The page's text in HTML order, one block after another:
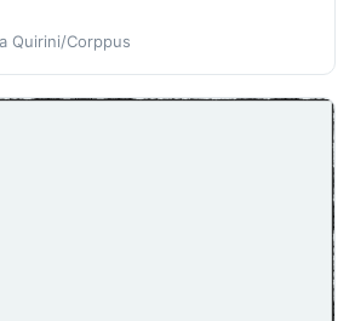
Quirini/Corppus